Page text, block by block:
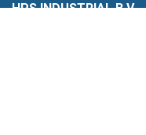
HPS INDUSTRIAL B.V.